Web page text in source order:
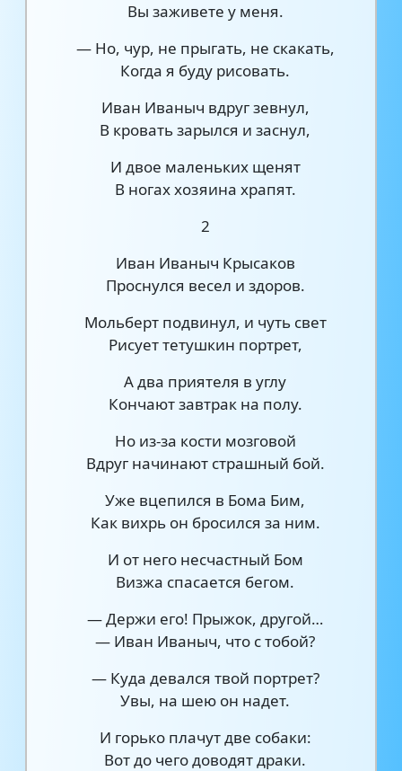
Вы заживете у меня.
— Но, чур, не прыгать, не скакать,
Когда я буду рисовать.
Иван Иваныч вдруг зевнул,
В кровать зарылся и заснул,
И двое маленьких щенят
В ногах хозяина храпят.
2
Иван Иваныч Крысаков
Проснулся весел и здоров.
Мольберт подвинул, и чуть свет
Рисует тетушкин портрет,
А два приятеля в углу
Кончают завтрак на полу.
Но из-за кости мозговой
Вдруг начинают страшный бой.
Уже вцепился в Бома Бим,
Как вихрь он бросился за ним.
И от него несчастный Бом
Визжа спасается бегом.
— Держи его! Прыжок, другой…
— Иван Иваныч, что с тобой?
— Куда девался твой портрет?
Увы, на шею он надет.
И горько плачут две собаки:
Вот до чего доводят драки.